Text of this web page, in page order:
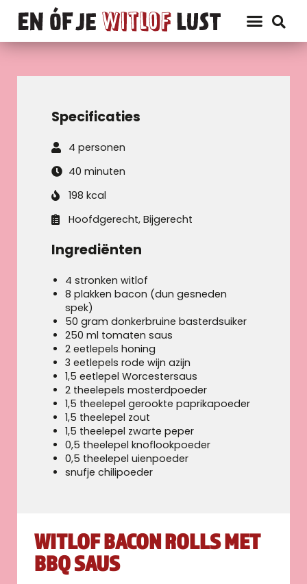
Specificaties
4 personen
40 minuten
198 kcal
Hoofdgerecht, Bijgerecht
Ingrediënten
4 stronken witlof
8 plakken bacon (dun gesneden
spek)
50 gram donkerbruine basterdsuiker
250 ml tomaten saus
2 eetlepels honing
3 eetlepels rode wijn azijn
1,5 eetlepel Worcestersaus
2 theelepels mosterdpoeder
1,5 theelepel gerookte paprikapoeder
1,5 theelepel zout
1,5 theelepel zwarte peper
0,5 theelepel knoflookpoeder
0,5 theelepel uienpoeder
snufje chilipoeder
WITLOF BACON ROLLS MET
BBQ SAUS